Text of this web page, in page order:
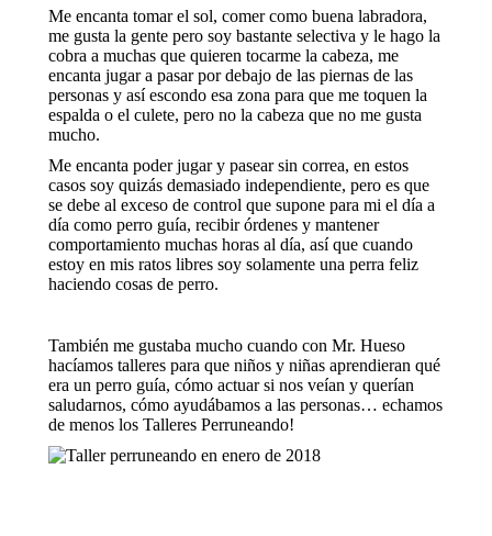
Me encanta tomar el sol, comer como buena labradora,
me gusta la gente pero soy bastante selectiva y le hago la
cobra a muchas que quieren tocarme la cabeza, me
encanta jugar a pasar por debajo de las piernas de las
personas y así escondo esa zona para que me toquen la
espalda o el culete, pero no la cabeza que no me gusta
mucho.
Me encanta poder jugar y pasear sin correa, en estos
casos soy quizás demasiado independiente, pero es que
se debe al exceso de control que supone para mi el día a
día como perro guía, recibir órdenes y mantener
comportamiento muchas horas al día, así que cuando
estoy en mis ratos libres soy solamente una perra feliz
haciendo cosas de perro.
También me gustaba mucho cuando con Mr. Hueso
hacíamos talleres para que niños y niñas aprendieran qué
era un perro guía, cómo actuar si nos veían y querían
saludarnos, cómo ayudábamos a las personas… echamos
de menos los Talleres Perruneando!